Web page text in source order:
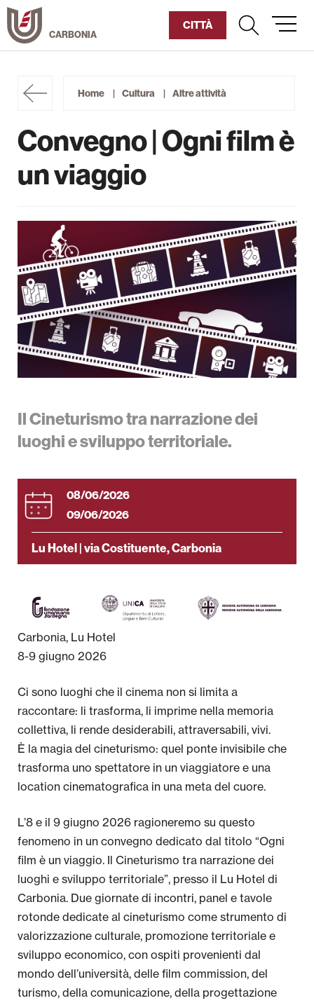
Vai
al
contenuto
CITTÀ
Home Cultura Altre attività
Convegno | Ogni film è
un viaggio
Il Cineturismo tra narrazione dei
luoghi e sviluppo territoriale.
08/06/2026
09/06/2026
Lu Hotel | via Costituente, Carbonia
Carbonia, Lu Hotel
8-9 giugno 2026
Ci sono luoghi che il cinema non si limita a
raccontare: li trasforma, li imprime nella memoria
collettiva, li rende desiderabili, attraversabili, vivi.
È la magia del cineturismo: quel ponte invisibile che
trasforma uno spettatore in un viaggiatore e una
location cinematografica in una meta del cuore.
L’8 e il 9 giugno 2026 ragioneremo su questo
fenomeno in un convegno dedicato dal titolo “Ogni
film è un viaggio. Il Cineturismo tra narrazione dei
luoghi e sviluppo territoriale”, presso il Lu Hotel di
Carbonia. Due giornate di incontri, panel e tavole
rotonde dedicate al cineturismo come strumento di
valorizzazione culturale, promozione territoriale e
sviluppo economico, con ospiti provenienti dal
mondo dell’università, delle film commission, del
turismo, della comunicazione, della progettazione
Sostienici
Chi siamo
La Fabbrica del Cinema
Cultura
Carbonia Film Festival
Formazione
OPAC
Progetti Regionali
Area Stampa